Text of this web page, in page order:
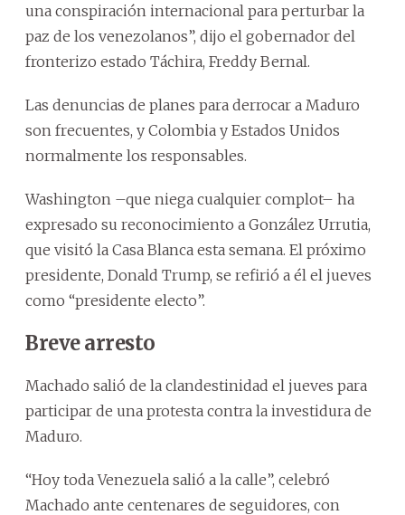
una conspiración internacional para perturbar la
paz de los venezolanos”, dijo el gobernador del
fronterizo estado Táchira, Freddy Bernal.
Las denuncias de planes para derrocar a Maduro
son frecuentes, y Colombia y Estados Unidos
normalmente los responsables.
Washington –que niega cualquier complot– ha
expresado su reconocimiento a González Urrutia,
que visitó la Casa Blanca esta semana. El próximo
presidente, Donald Trump, se refirió a él el jueves
como “presidente electo”.
Breve arresto
Machado salió de la clandestinidad el jueves para
participar de una protesta contra la investidura de
Maduro.
“Hoy toda Venezuela salió a la calle”, celebró
Machado ante centenares de seguidores, con